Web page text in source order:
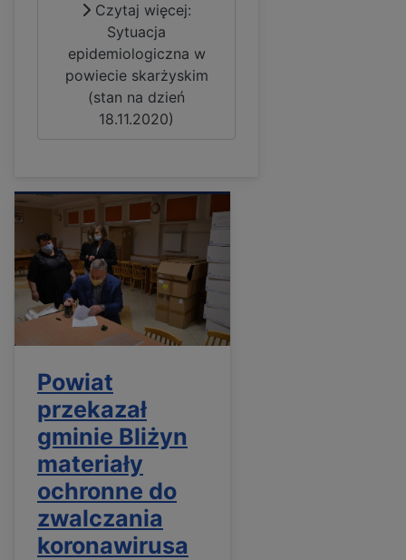
Czytaj więcej:
Sytuacja
epidemiologiczna w
powiecie skarżyskim
(stan na dzień
18.11.2020)
Powiat
przekazał
gminie Bliżyn
materiały
ochronne do
zwalczania
koronawirusa